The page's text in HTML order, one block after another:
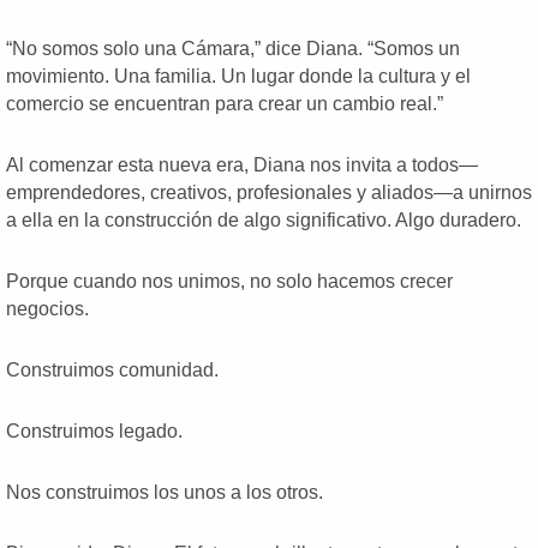
“No somos solo una Cámara,” dice Diana. “Somos un
movimiento. Una familia. Un lugar donde la cultura y el
comercio se encuentran para crear un cambio real.”
Al comenzar esta nueva era, Diana nos invita a todos—
emprendedores, creativos, profesionales y aliados—a unirnos
a ella en la construcción de algo significativo. Algo duradero.
Porque cuando nos unimos, no solo hacemos crecer
negocios.
Construimos comunidad.
Construimos legado.
Nos construimos los unos a los otros.